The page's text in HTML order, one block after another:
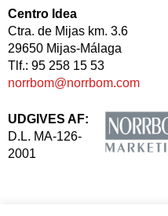
Centro Idea
Ctra. de Mijas km. 3.6
29650 Mijas-Málaga
Tlf.: 95 258 15 53
norrbom@norrbom.com
UDGIVES AF:
D.L. MA-126-
2001